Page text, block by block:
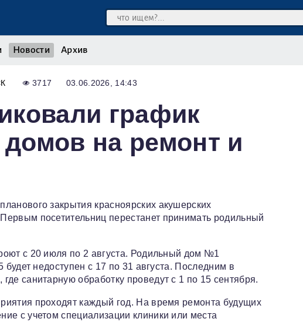
Новости Архив
3717 03.06.2026, 14:43
график
на ремонт и
закрытия красноярских акушерских
посетительниц перестанет принимать родильный
с 20 июля по 2 августа. Родильный дом №1
недоступен с 17 по 31 августа. Последним в
санитарную обработку проведут с 1 по 15 сентября.
проходят каждый год. На время ремонта будущих
с учетом специализации клиники или места